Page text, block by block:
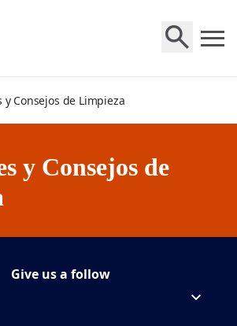
y Consejos de Limpieza
y Consejos de
Give us a follow
Síguenos MrMuscle en
(Opens in a new tab)